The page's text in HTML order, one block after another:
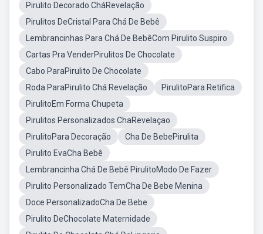
Pirulito Decorado CháRevelação
Pirulitos DeCristal Para Chá De Bebê
Lembrancinhas Para Chá De BebêCom Pirulito Suspiro
Cartas Pra VenderPirulitos De Chocolate
Cabo ParaPirulito De Chocolate
Roda ParaPirulito Chá Revelação
PirulitoPara Retifica
PirulitoEm Forma Chupeta
Pirulitos Personalizados ChaRevelaçao
PirulitoPara Decoração
Cha De BebePirulita
Pirulito EvaCha Bebê
Lembrancinha Chá De Bebê PirulitoModo De Fazer
Pirulito Personalizado TemCha De Bebe Menina
Doce PersonalizadoCha De Bebe
Pirulito DeChocolate Maternidade